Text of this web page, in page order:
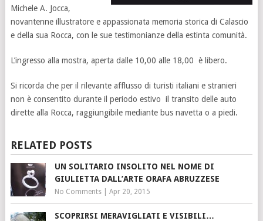
Michele A. Jocca,
novantenne illustratore e appassionata memoria storica di Calascio
e della sua Rocca, con le sue testimonianze della estinta comunità.
L’ingresso alla mostra, aperta dalle 10,00 alle 18,00 è libero.
Si ricorda che per il rilevante afflusso di turisti italiani e stranieri
non è consentito durante il periodo estivo il transito delle auto
dirette alla Rocca, raggiungibile mediante bus navetta o a piedi.
RELATED POSTS
UN SOLITARIO INSOLITO NEL NOME DI
GIULIETTA DALL’ARTE ORAFA ABRUZZESE
No Comments| Apr 20, 2015
SCOPRIRSI MERAVIGLIATI E VISIBILI…